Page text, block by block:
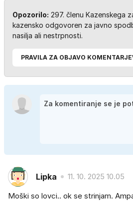
Opozorilo: 297. členu Kazenskega
kazensko odgovoren za javno
nasilja ali nestrpnosti.
PRAVILA ZA OBJAVO
Lipka 11. 10. 2025 10.05
Moški so lovci.. ok se strinjam.